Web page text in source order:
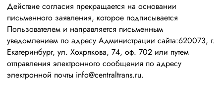
Действие согласия прекращается на основании
письменного заявления, которое подписывается
Пользователем и направляется письменным
уведомлением по адресу Администрации сайта:620073, г.
Екатеринбург, ул. Хохрякова, 74, оф. 702 или путем
отправления электронного сообщения по адресу
электронной почты info@centraltrans.ru.